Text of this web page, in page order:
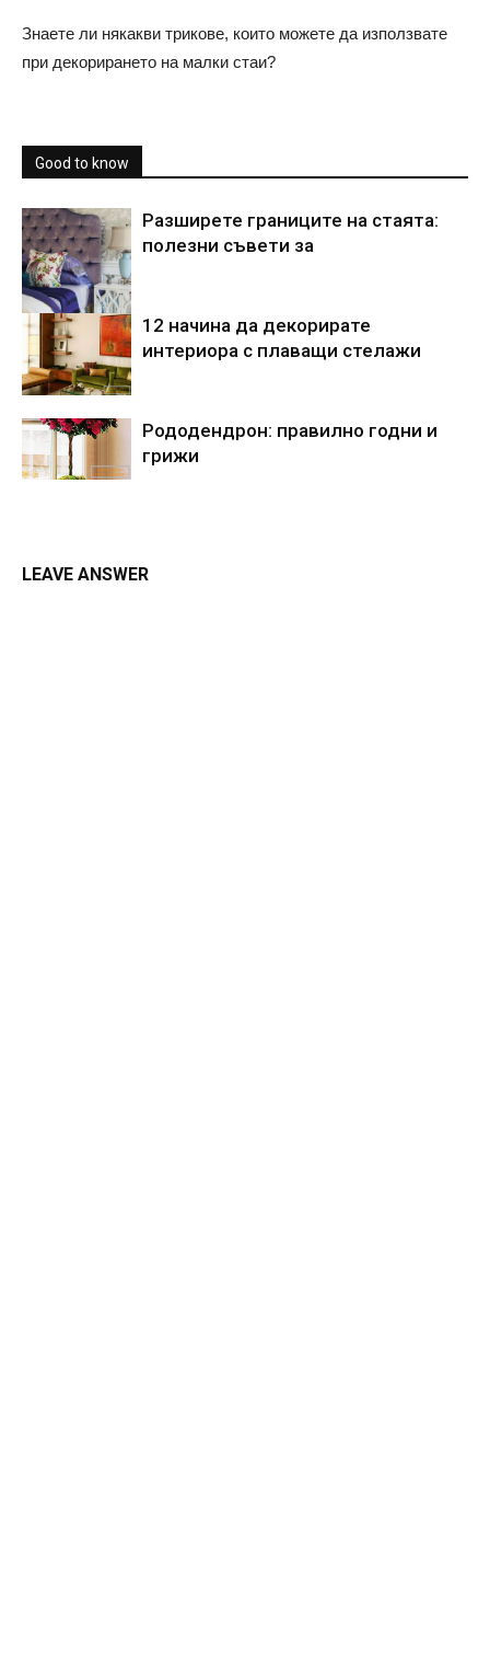
Знаете ли някакви трикове, които можете да използвате
при декорирането на малки стаи?
Good to know
Разширете границите на стаята:
полезни съвети за
12 начина да декорирате
интериора с плаващи стелажи
Рододендрон: правилно годни и
грижи
LEAVE ANSWER